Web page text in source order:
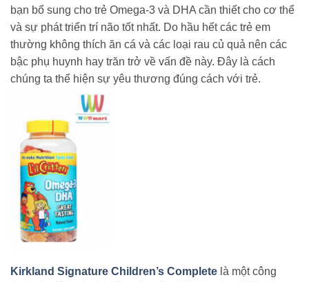
bạn bổ sung cho trẻ Omega-3 và DHA cần thiết cho cơ thể
và sự phát triển trí não tốt nhất. Do hầu hết các trẻ em
thường không thích ăn cá và các loại rau củ quả nên các
bậc phụ huynh hay trăn trở về vấn đề này. Đây là cách
chúng ta thể hiện sự yêu thương đúng cách với trẻ.
Kirkland Signature Children’s Complete là một công